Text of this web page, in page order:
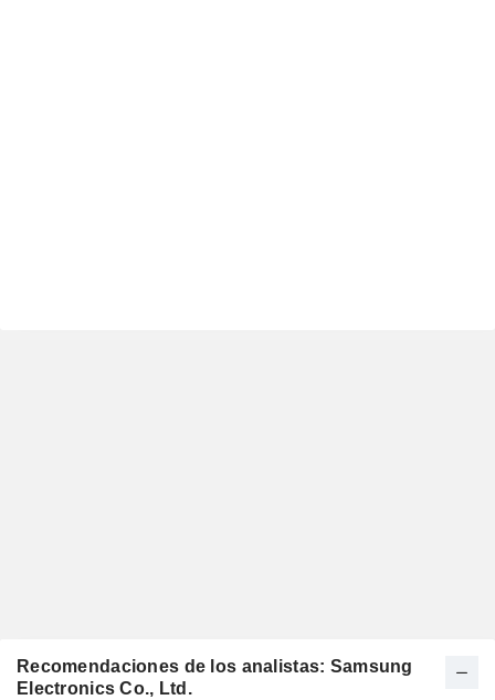
Recomendaciones de los analistas: Samsung
Electronics Co., Ltd.